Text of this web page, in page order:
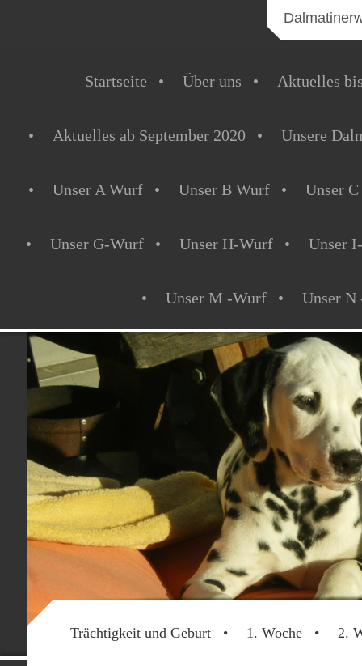
Startseite Über uns Aktuelles
Aktuelles ab September 2020 Unsere
Unser A Wurf Unser B Wurf Unser
Unser G-Wurf Unser H-Wurf Unser
Unser M -Wurf Unser N
Trächtigkeit und Geburt 1. Woche 2.